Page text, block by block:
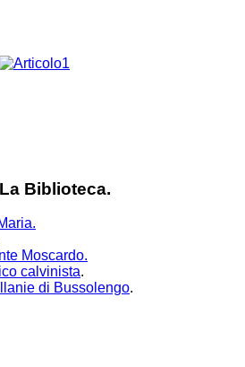
La Biblioteca.
Moscardo.
calvinista.
di Bussolengo.